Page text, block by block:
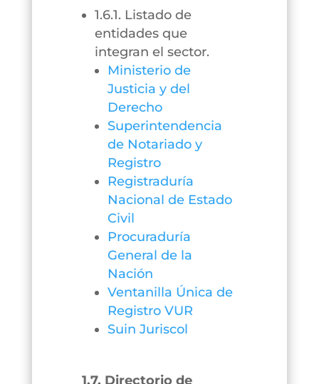
1.6.1. Listado de
entidades que
integran el sector.
Ministerio de
Justicia y del
Derecho
Superintendencia
de Notariado y
Registro
Registraduría
Nacional de Estado
Civil
Procuraduría
General de la
Nación
Ventanilla Única de
Registro VUR
Suin Juriscol
1.7. Directorio de